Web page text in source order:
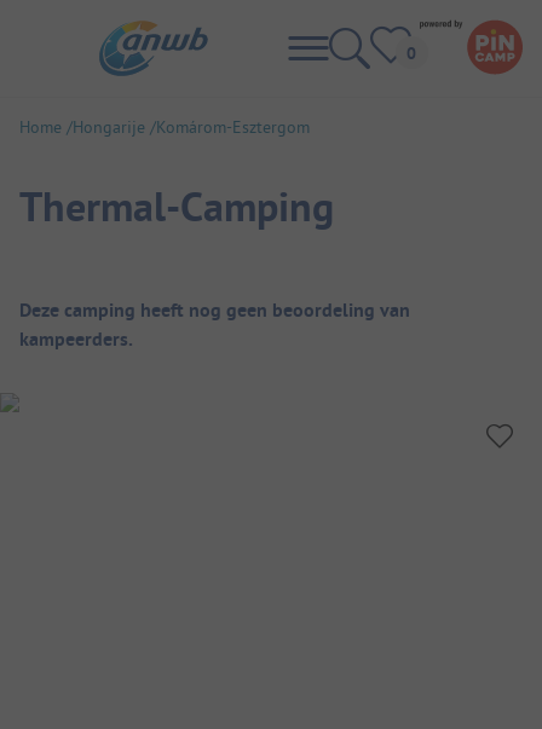
Home Hongarije Komárom-Esztergom
Thermal-Camping
Camping overzicht
Deze camping heeft nog geen beoordeling van
kampeerders.